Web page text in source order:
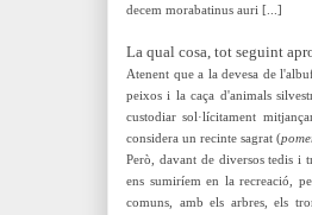
decem morabatinus auri [...]
La qual cosa, tot seguint
Atenent que a la devesa de
peixos i la caça d'animals
custodiarsol·lícitament
considera un recinte sagrat (
Però, davant de diversos tedis i
ens sumiríem en la recreació,
comuns, amb els arbres, els